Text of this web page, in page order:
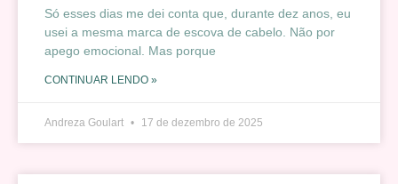
Só esses dias me dei conta que, durante dez anos, eu
usei a mesma marca de escova de cabelo. Não por
apego emocional. Mas porque
CONTINUAR LENDO »
Andreza Goulart 17 de dezembro de 2025